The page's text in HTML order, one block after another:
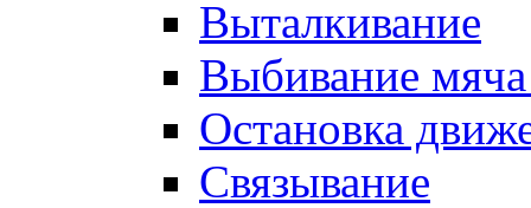
Выталкивание
Выбивание
Остановка
Связывание